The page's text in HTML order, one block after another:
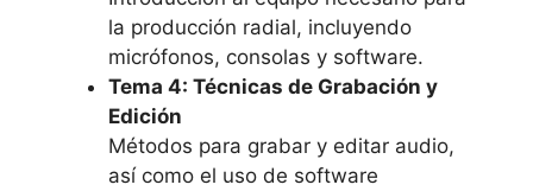
la producción radial, incluyendo
micrófonos, consolas y software.
Tema 4: Técnicas de Grabación y
Edición
Métodos para grabar y editar audio,
así como el uso de software